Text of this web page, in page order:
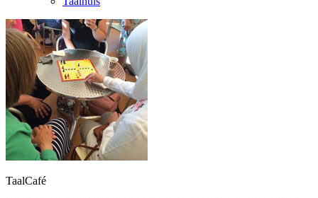
TaalCafé